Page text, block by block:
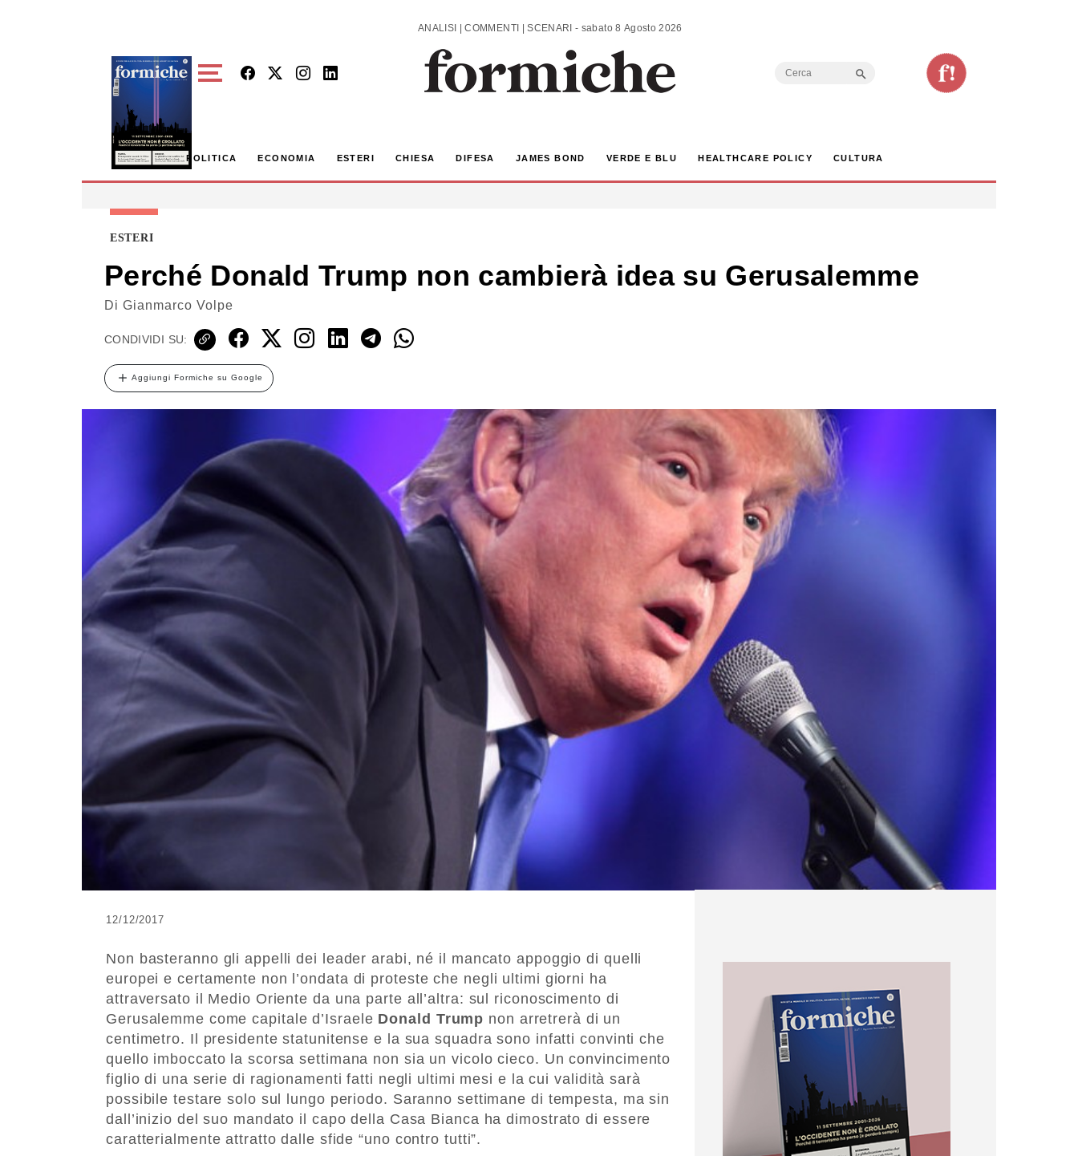
ANALISI | COMMENTI | SCENARI - sabato 8 Agosto 2026
Search
POLITICA ECONOMIA ESTERI CHIESA DIFESA JAMES BOND VERDE E BLU HEALTHCARE POLICY CULTURA
ESTERI
Perché Donald Trump non cambierà idea su Gerusalemme
Di Gianmarco Volpe
CONDIVIDI SU:
Aggiungi Formiche su Google
12/12/2017
Non basteranno gli appelli dei leader arabi, né il mancato appoggio di quelli
europei e certamente non l’ondata di proteste che negli ultimi giorni ha
attraversato il Medio Oriente da una parte all’altra: sul riconoscimento di
Gerusalemme come capitale d’Israele Donald Trump non arretrerà di un
centimetro. Il presidente statunitense e la sua squadra sono infatti convinti che
quello imboccato la scorsa settimana non sia un vicolo cieco. Un convincimento
figlio di una serie di ragionamenti fatti negli ultimi mesi e la cui validità sarà
possibile testare solo sul lungo periodo. Saranno settimane di tempesta, ma sin
dall’inizio del suo mandato il capo della Casa Bianca ha dimostrato di essere
caratterialmente attratto dalle sfide “uno contro tutti”.